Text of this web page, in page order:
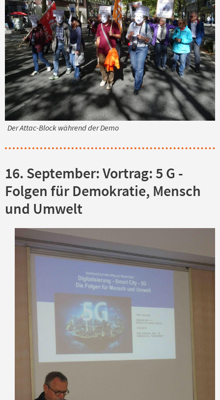
Der Attac-Block während der Demo
16. September: Vortrag: 5 G -
Folgen für Demokratie, Mensch
und Umwelt